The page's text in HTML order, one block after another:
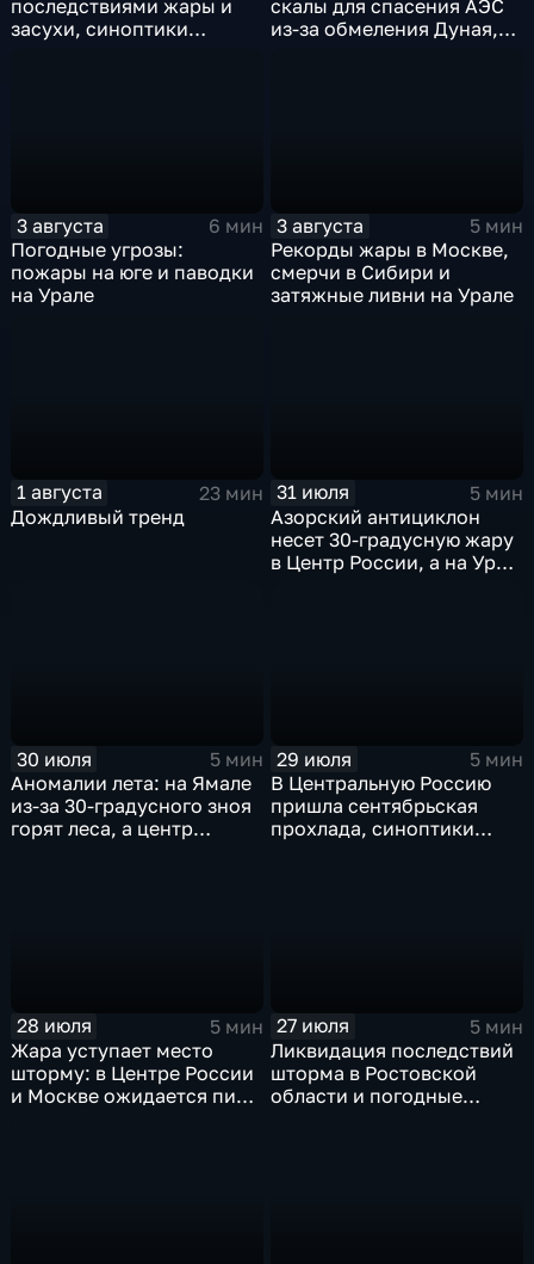
последствиями жары и
засухи, синоптики
скалы для спасения АЭС
из-за обмеления Дуная,
3 августа
6 мин
Погодные угрозы:
пожары на юге и паводки
на Урале
3 августа
5 мин
Рекорды жары в Москве,
смерчи в Сибири и
затяжные ливни на Урале
1 августа
23 мин
Дождливый тренд
31 июля
5 мин
Азорский антициклон
несет 30-градусную жару
в Центр России, а на Урал
30 июля
5 мин
Аномалии лета: на Ямале
из-за 30-градусного зноя
горят леса, а центр
29 июля
5 мин
В Центральную Россию
пришла сентябрьская
прохлада, синоптики
28 июля
5 мин
Жара уступает место
шторму: в Центре России
и Москве ожидается пик
27 июля
5 мин
Ликвидация последствий
шторма в Ростовской
области и погодные